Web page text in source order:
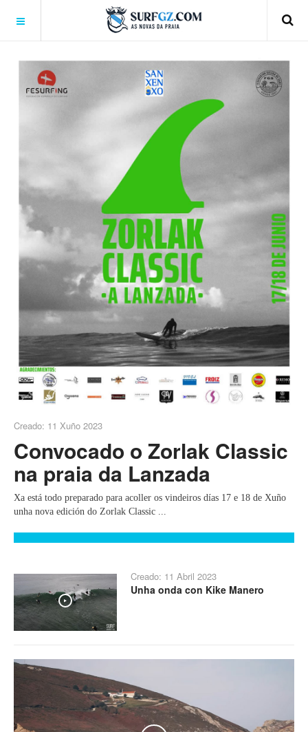
Creado: 11 Xuño 2023
Convocado o Zorlak Classic
na praia da Lanzada
Xa está todo preparado para acoller os vindeiros días 17 e 18 de Xuño
unha nova edición do Zorlak Classic ...
Play
Creado: 11 Abril 2023
Unha onda con Kike Manero